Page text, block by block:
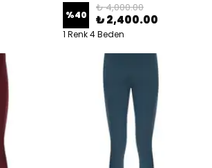
%40
₺ 4,000.00
₺ 2,400.00
1 Renk 4 Beden